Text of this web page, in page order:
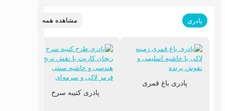
پادری مشاهده همه
پادری باغ قمری
پادری کتیبه سرخ